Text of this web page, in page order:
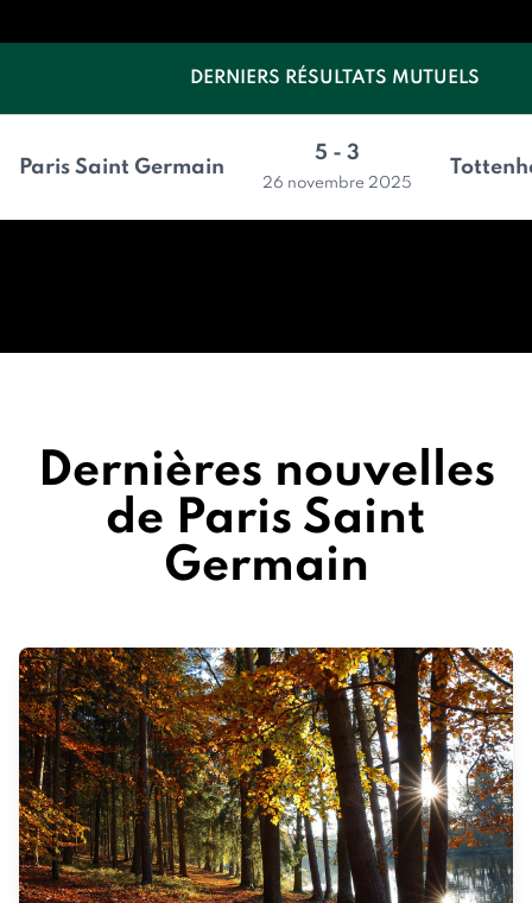
DERNIERS RÉSULTATS MUTUELS
Paris Saint Germain
5 - 3
26 novembre 2025
Dernières nouvelles
de Paris Saint
Germain